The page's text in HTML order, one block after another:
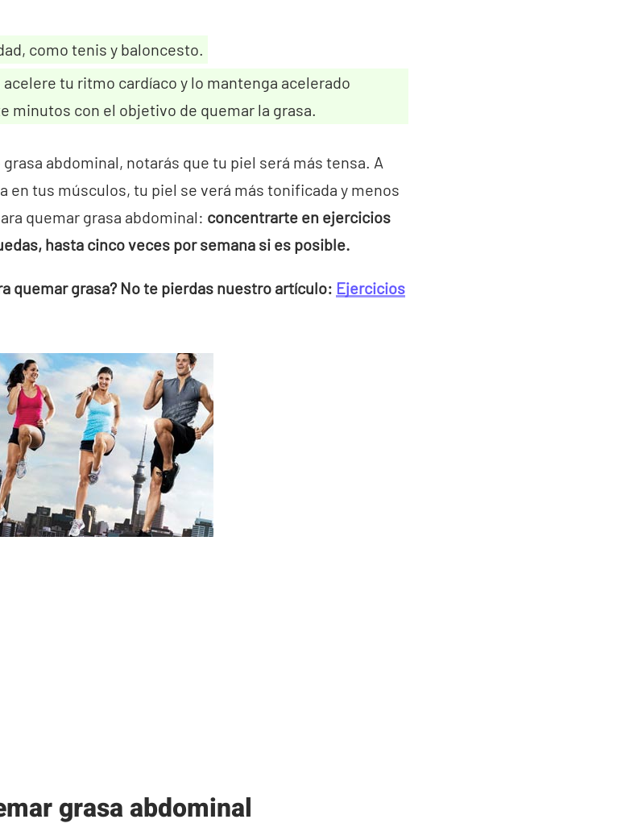
como tenis y baloncesto.
tu ritmo cardíaco y lo mantenga acelerado
minutos con el objetivo de quemar la grasa.
abdominal, notarás que tu piel será más tensa. A
en tus músculos, tu piel se verá más tonificada y menos
quemar grasa abdominal: concentrarte en ejercicios
hasta cinco veces por semana si es posible.
quemar grasa? No te pierdas nuestro artículo: Ejercicios
grasa abdominal